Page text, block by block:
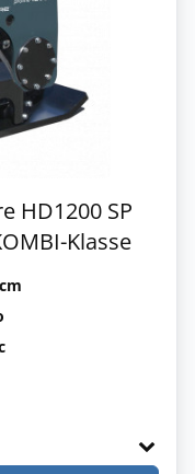
HD1200 SP
Klasse